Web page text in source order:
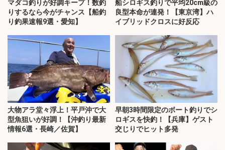
マダコ釣りが好調キープ！数釣
りするなら今がチャンス【船釣
り釣果速報9選・愛知】
船シロギス釣りで平均20cm級の
良型本命が連発！【東京湾】ハ
イブリッドクロスに好反応
大物アラ堂々浮上！平戸沖で大
型魚狙いが好調！【沖釣り最新
情報6選・長崎／佐賀】
早朝3時間限定のボート釣りでシ
ロギスを快釣！【兵庫】ゲスト
交じりでヒット多発